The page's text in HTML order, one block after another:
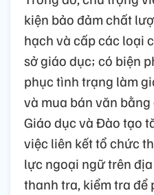
kiện bảo đảm chất
hạch và cấp các loại
sở giáo dục; có biện
phục tình trạng làm
và mua bán văn
Giáo dục và Đào tạo
việc liên kết tổ chức
lực ngoại ngữ trên
thanh tra, kiểm tra để